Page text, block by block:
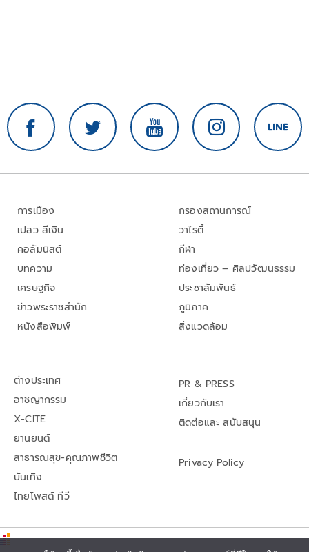
การเมือง
เปลว สีเงิน
คอลัมนิสต์
บทความ
เศรษฐกิจ
ข่าวพระราชสำนัก
หนังสือพิมพ์
กรองสถานการณ์
วาไรตี้
กีฬา
ท่องเที่ยว – ศิลปวัฒนธรรม
ประชาสัมพันธ์
ภูมิภาค
สิ่งแวดล้อม
ต่างประเทศ
อาชญากรรม
X-CITE
ยานยนต์
สาธารณสุข-คุณภาพชีวิต
บันเทิง
ไทยโพสต์ ทีวี
PR & PRESS
เกี่ยวกับเรา
ติดต่อและ สนับสนุน
Privacy Policy